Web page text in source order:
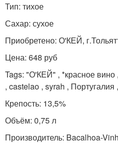
Тип: тихое
Сахар: сухое
Приобретено: О'КЕЙ,
Цена: 648 руб
Tags: "О'КЕЙ" , *красное
, castelao , syrah ,
Крепость: 13,5%
Объём: 0,75 л
Производитель: Bacalhoa-